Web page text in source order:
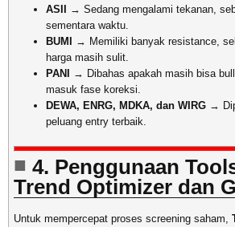
ASII
→ Sedang mengalami tekanan,
sementara waktu.
BUMI
→ Memiliki banyak resistance,
harga masih sulit.
PANI
→ Dibahas apakah masih bisa
masuk fase koreksi.
DEWA, ENRG, MDKA, dan WIRG →
peluang entry terbaik.
4. Penggunaan
Trend Optimizer dan
Untuk mempercepat proses screening saham,